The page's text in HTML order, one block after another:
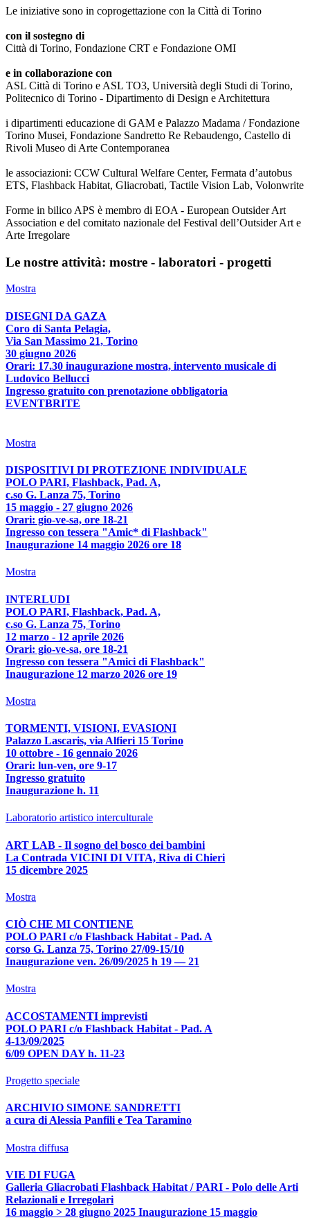
Le iniziative sono in coprogettazione con la Città di Torino
con il sostegno di
Città di Torino, Fondazione CRT e Fondazione OMI
e in collaborazione con
ASL Città di Torino e ASL TO3, Università degli Studi di Torino,
Politecnico di Torino - Dipartimento di Design e Architettura
i dipartimenti educazione di GAM e Palazzo Madama / Fondazione
Torino Musei, Fondazione Sandretto Re Rebaudengo, Castello di
Rivoli Museo di Arte Contemporanea
le associazioni: CCW Cultural Welfare Center, Fermata d’autobus
ETS, Flashback Habitat, Gliacrobati, Tactile Vision Lab, Volonwrite
Forme in bilico APS è membro di EOA - European Outsider Art
Association e del comitato nazionale del Festival dell’Outsider Art e
Arte Irregolare
Le nostre attività: mostre - laboratori - progetti
Mostra
DISEGNI DA GAZA
Coro di Santa Pelagia,
Via San Massimo 21, Torino
30 giugno 2026
Orari: 17.30 inaugurazione mostra, intervento musicale di
Ludovico Bellucci
Ingresso gratuito con prenotazione obbligatoria
EVENTBRITE
Mostra
DISPOSITIVI DI PROTEZIONE INDIVIDUALE
POLO PARI, Flashback, Pad. A,
c.so G. Lanza 75, Torino
15 maggio - 27 giugno 2026
Orari: gio-ve-sa, ore 18-21
Ingresso con tessera "Amic* di Flashback"
Inaugurazione 14 maggio 2026 ore 18
Mostra
INTERLUDI
POLO PARI, Flashback, Pad. A,
c.so G. Lanza 75, Torino
12 marzo - 12 aprile 2026
Orari: gio-ve-sa, ore 18-21
Ingresso con tessera "Amici di Flashback"
Inaugurazione 12 marzo 2026 ore 19
Mostra
TORMENTI, VISIONI, EVASIONI
Palazzo Lascaris, via Alfieri 15 Torino
10 ottobre - 16 gennaio 2026
Orari: lun-ven, ore 9-17
Ingresso gratuito
Inaugurazione h. 11
Laboratorio artistico interculturale
ART LAB - Il sogno del bosco dei bambini
La Contrada VICINI DI VITA, Riva di Chieri
15 dicembre 2025
Mostra
CIÒ CHE MI CONTIENE
POLO PARI c/o Flashback Habitat - Pad. A
corso G. Lanza 75, Torino 27/09-15/10
Inaugurazione ven. 26/09/2025 h 19 — 21
Mostra
ACCOSTAMENTI imprevisti
POLO PARI c/o Flashback Habitat - Pad. A
4-13/09/2025
6/09 OPEN DAY h. 11-23
Progetto speciale
ARCHIVIO SIMONE SANDRETTI
a cura di Alessia Panfili e Tea Taramino
Mostra diffusa
VIE DI FUGA
Galleria Gliacrobati Flashback Habitat / PARI - Polo delle Arti
Relazionali e Irregolari
16 maggio > 28 giugno 2025 Inaugurazione 15 maggio